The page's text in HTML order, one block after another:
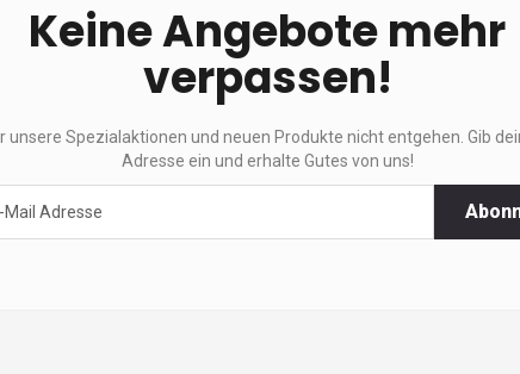
Keine Angebote mehr
verpassen!
unsere Spezialaktionen und neuen Produkte nicht entgehen. Gib
Adresse ein und erhalte Gutes von uns!